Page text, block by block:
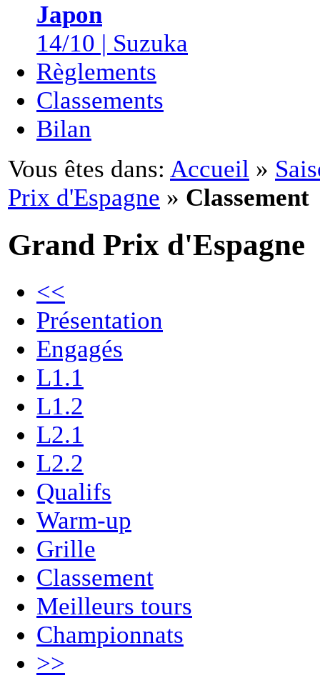
Japon
14/10 | Suzuka
Règlements
Classements
Bilan
Vous êtes dans: Accueil »
Prix d'Espagne » Classement
Grand Prix d'Espagne
<<
Présentation
Engagés
L1.1
L1.2
L2.1
L2.2
Qualifs
Warm-up
Grille
Classement
Meilleurs tours
Championnats
>>